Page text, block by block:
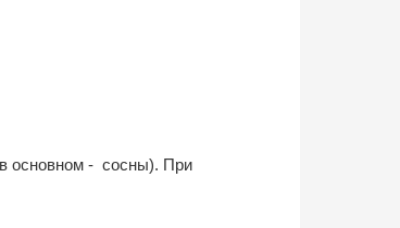
основном - сосны). При